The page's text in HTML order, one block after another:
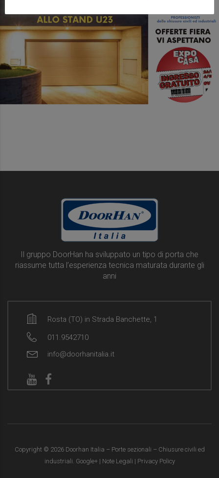
Il gruppo DoorHan ha sviluppato un tipo di porta che
riassume tutta l’esperienza tecnica maturata durante gli
anni
Rosta (TO) in Strada Banchette, 1
011.9542710
info@doorhanitalia.it
Copyright © 2026 Doorhan Italia – Porte sezionali – Chiusure civili ed
industriali. Google+ | Note Legali | Privacy Policy